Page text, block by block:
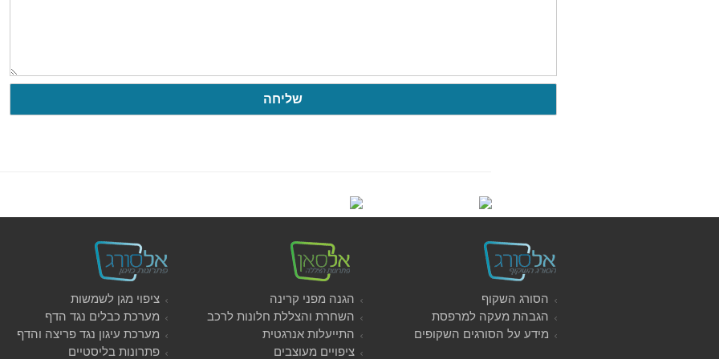
הסורג השקוף
הגבהת מעקה למרפסת
מידע על הסורגים השקופים
הגנה מפני קרינה
השחרת והצללת חלונות לרכב
התייעלות אנרגטית
ציפויים מעוצבים
ציפוי מגן לשמשות
מערכת כבלים נגד הדף
מערכת עיגון נגד פריצה והדף
פתרונות בליסטיים